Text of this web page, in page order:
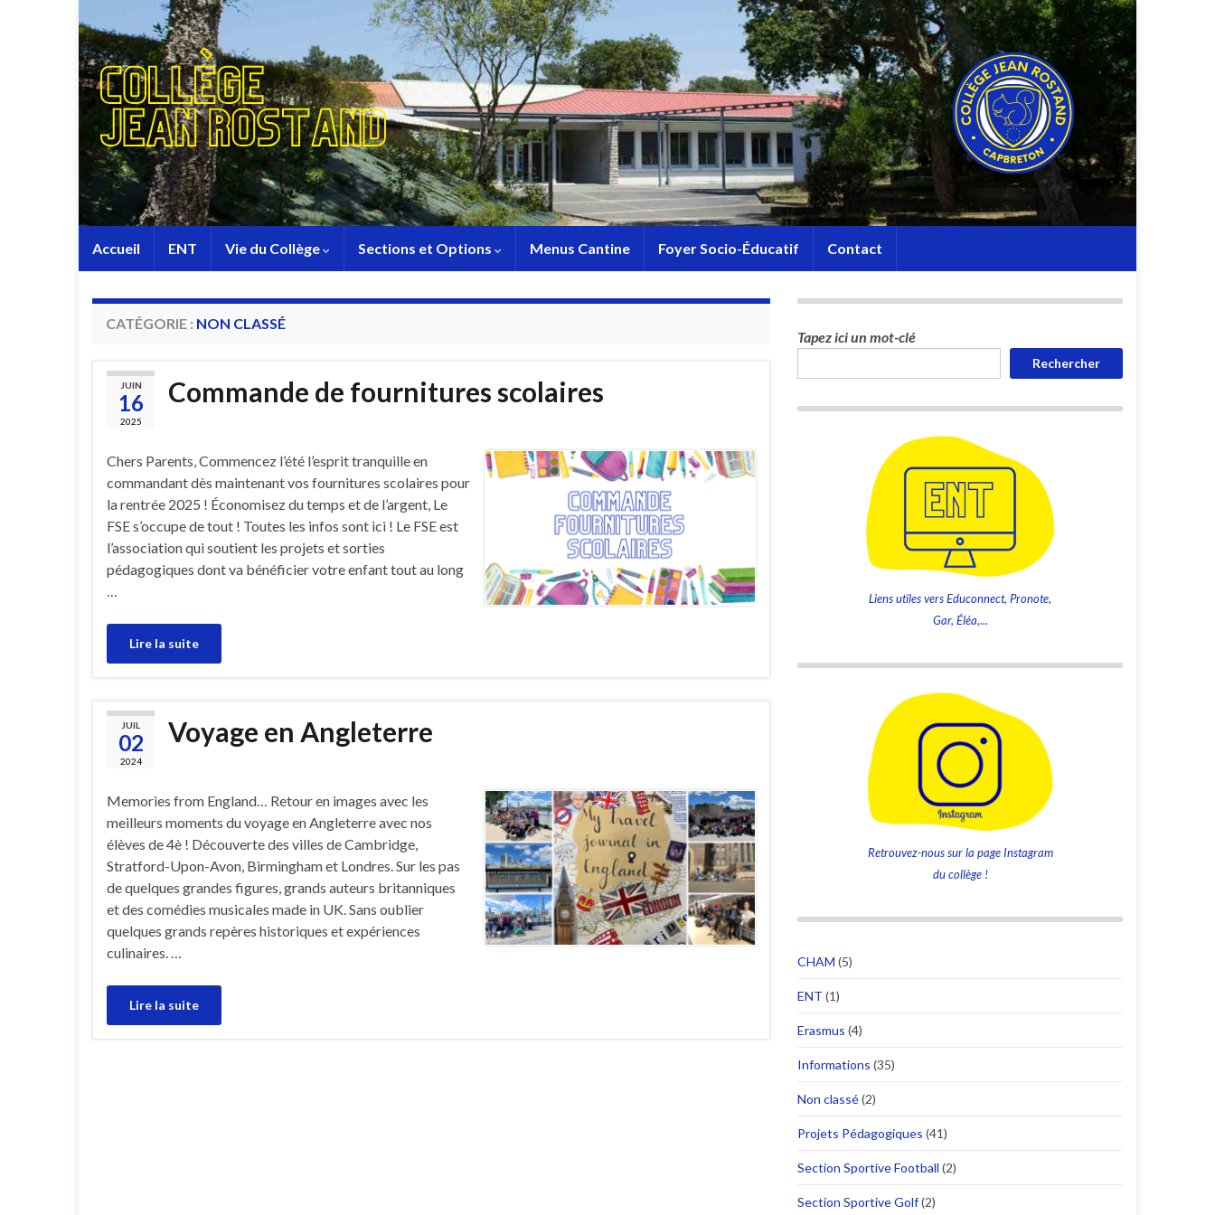
Accueil ENT Vie du Collège Sections et Options Menus Cantine Foyer Socio-Éducatif Contact
CATÉGORIE : NON CLASSÉ
JUIN
16
2025
Commande de fournitures scolaires
Chers Parents, Commencez l’été l’esprit tranquille en
commandant dès maintenant vos fournitures scolaires pour
la rentrée 2025 ! Économisez du temps et de l’argent, Le
FSE s’occupe de tout ! Toutes les infos sont ici ! Le FSE est
l’association qui soutient les projets et sorties
pédagogiques dont va bénéficier votre enfant tout au long
…
Lire la suite
JUIL
02
2024
Voyage en Angleterre
Memories from England… Retour en images avec les
meilleurs moments du voyage en Angleterre avec nos
élèves de 4è ! Découverte des villes de Cambridge,
Stratford-Upon-Avon, Birmingham et Londres. Sur les pas
de quelques grandes figures, grands auteurs britanniques
et des comédies musicales made in UK. Sans oublier
quelques grands repères historiques et expériences
culinaires. …
Lire la suite
Tapez ici un mot-clé
Rechercher
Liens utiles vers Educonnect, Pronote,
Gar, Éléa,...
Retrouvez-nous sur la page Instagram
du collège !
CHAM (5)
ENT (1)
Erasmus (4)
Informations (35)
Non classé(2)
Projets Pédagogiques (41)
Section Sportive Football (2)
Section Sportive Golf(2)